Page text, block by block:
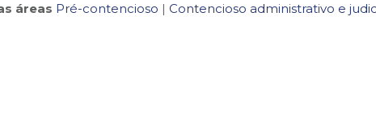
áreas Pré-contencioso | Contencioso administrativo e